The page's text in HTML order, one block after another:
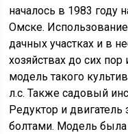
началось в 1983 году
Омске. Использование
дачных участках и в
хозяйствах до сих
модель такого
л.с. Также садовый
Редуктор и
болтами. Модель